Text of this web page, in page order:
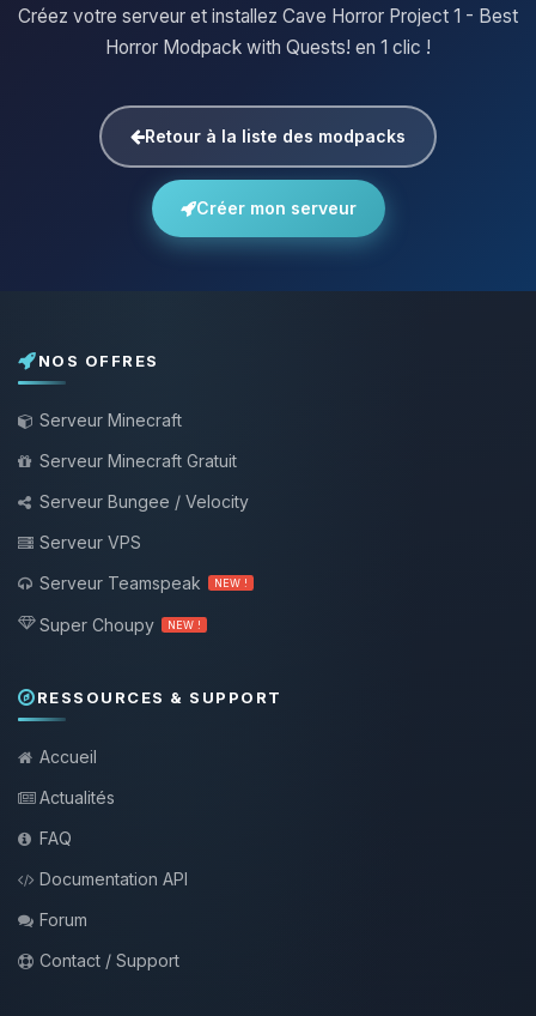
Créez votre serveur et installez Cave Horror Project 1 - Best
Horror Modpack with Quests! en 1 clic !
Retour à la liste des modpacks
Créer mon serveur
NOS OFFRES
Serveur Minecraft
Serveur Minecraft Gratuit
Serveur Bungee / Velocity
Serveur VPS
Serveur Teamspeak
NEW !
Super Choupy NEW !
RESSOURCES & SUPPORT
Accueil
Actualités
FAQ
Documentation API
Forum
Contact / Support